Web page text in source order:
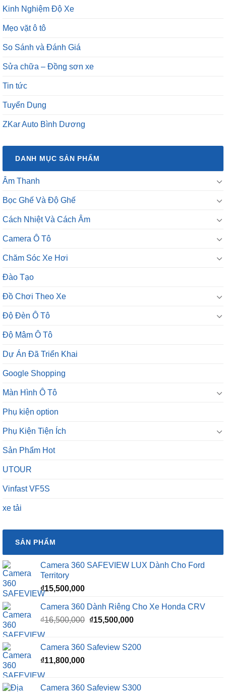
Kinh Nghiệm Độ Xe
Mẹo vặt ô tô
So Sánh và Đánh Giá
Sửa chữa – Đồng sơn xe
Tin tức
Tuyển Dụng
ZKar Auto Bình Dương
DANH MỤC SẢN PHẨM
Âm Thanh
Bọc Ghế Và Độ Ghế
Cách Nhiệt Và Cách Âm
Camera Ô Tô
Chăm Sóc Xe Hơi
Đào Tạo
Đồ Chơi Theo Xe
Độ Đèn Ô Tô
Độ Mâm Ô Tô
Dự Án Đã Triển Khai
Google Shopping
Màn Hình Ô Tô
Phụ kiện option
Phụ Kiện Tiện Ích
Sản Phẩm Hot
UTOUR
Vinfast VF5S
xe tải
SẢN PHẨM
Camera 360 SAFEVIEW LUX Dành Cho Ford
Territory
₫15,500,000
Camera 360 Dành Riêng Cho Xe Honda CRV
₫16,500,000 Giá
₫16,500,000.
₫15,500,000Giá
là:
Camera 360 Safeview S200
₫11,800,000
Camera 360 Safeview S300